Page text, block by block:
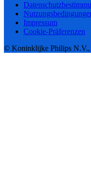
Impressum
Cookie-Präferenzen
© Koninklijke Philips N.V.,